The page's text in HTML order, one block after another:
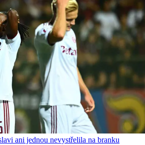
ani jednou nevystřelila na branku